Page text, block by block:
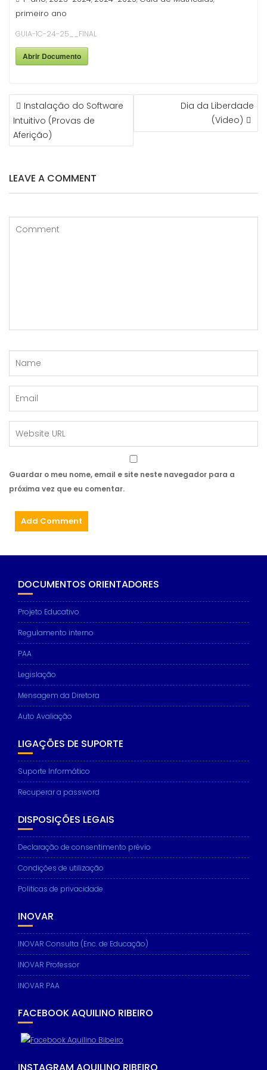
primeiro ano
GUIA-1C-24-25__FINAL
Abrir Documento
NAVEGAÇÃO
DE
ARTIGOS
Instalação do Software
Intuitivo (Provas de
Aferição)
Dia da Liberdade
(Video)
LEAVE A COMMENT
Guardar o meu nome, email e site neste navegador para a
próxima vez que eu comentar.
DOCUMENTOS ORIENTADORES
Projeto Educativo
Regulamento interno
PAA
Legislação
Mensagem da Diretora
Auto Avaliação
LIGAÇÕES DE SUPORTE
Suporte Informático
Recuperar a password
DISPOSIÇÕES LEGAIS
Declaração de consentimento prévio
Condições de utilização
Politicas de privacidade
INOVAR
INOVAR Consulta (Enc. de Educação)
INOVAR Professor
INOVAR PAA
FACEBOOK AQUILINO RIBEIRO
Necessary
These
not
They are
needed for
the website
to function.
Statistics
us to
improve the
functionality
structure,